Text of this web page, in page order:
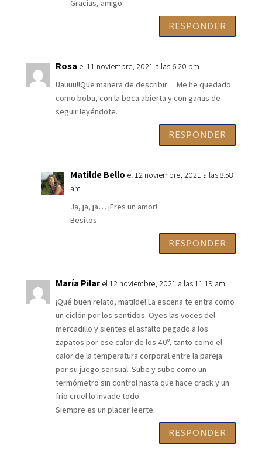
Gracias, amigo
RESPONDER
Rosa el 11 noviembre, 2021 a las 6:20 pm
Uauuu!!Que manera de describir… Me he quedado
como boba, con la boca abierta y con ganas de
seguir leyéndote.
RESPONDER
Matilde Bello el 12 noviembre, 2021 a las 8:58
am
Ja, ja, ja… ¡Eres un amor!
Besitos
RESPONDER
María Pilar el 12 noviembre, 2021 a las 11:19 am
¡Qué buen relato, matilde! La escena te entra como
un ciclón por los sentidos. Oyes las voces del
mercadillo y sientes el asfalto pegado a los
zapatos por ese calor de los 40º, tanto como el
calor de la temperatura corporal entre la pareja
por su juego sensual. Sube y sube como un
termómetro sin control hasta que hace crack y un
frío cruel lo invade todo.
Siempre es un placer leerte.
RESPONDER